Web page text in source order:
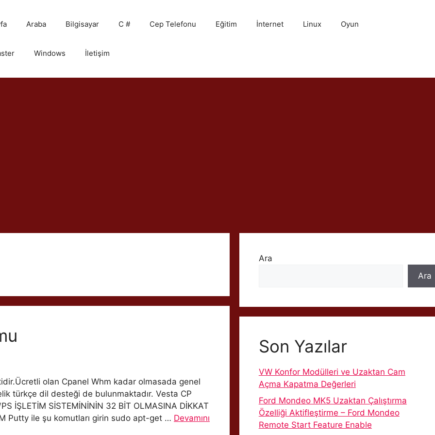
Araba Bilgisayar C # Cep Telefonu Eğitim İnternet Linux Oyun
Windows İletişim
olan Cpanel Whm kadar olmasada genel
türkçe dil desteği de bulunmaktadır. Vesta CP
İŞLETİM SİSTEMİNİNİN 32 BİT OLMASINA DİKKAT
Putty ile şu komutları girin sudo apt-get … Devamını
Ara
Ara
Son Yazılar
VW Konfor Modülleri ve Uzaktan Cam
Açma Kapatma Değerleri
Ford Mondeo MK5 Uzaktan Çalıştırma
Özelliği Aktifleştirme – Ford Mondeo
Remote Start Feature Enable